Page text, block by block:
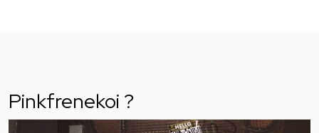
Pinkfrenekoi ?